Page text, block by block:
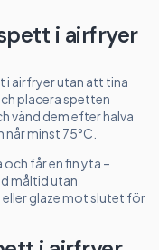
i airfryer
i airfryer utan att tina
placera spetten
vänd dem efter halva
minst 75°C.
får en fin yta –
måltid utan
eller glaze mot slutet för